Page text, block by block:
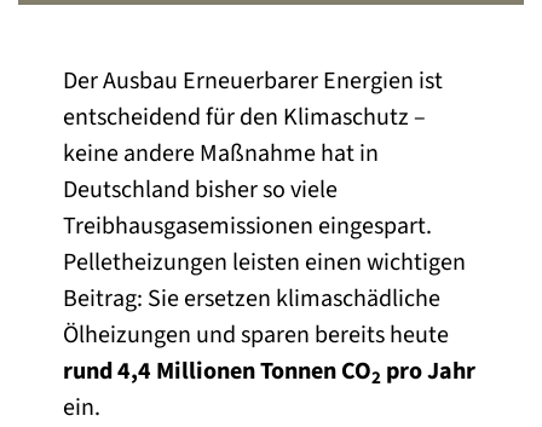
Der Ausbau Erneuerbarer Energien ist
entscheidend für den Klimaschutz –
keine andere Maßnahme hat in
Deutschland bisher so viele
Treibhausgasemissionen eingespart.
Pelletheizungen leisten einen wichtigen
Beitrag: Sie ersetzen klimaschädliche
Ölheizungen und sparen bereits heute
rund 4,4 Millionen Tonnen CO2 pro Jahr
ein.